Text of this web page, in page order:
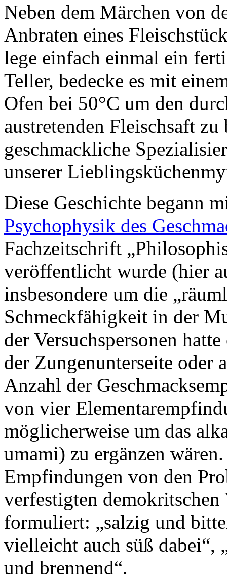
Neben dem Märchen von
Anbraten eines
lege einfach einmal ein
Teller, bedecke es mit
Ofen bei 50°C um den
austretenden Fleischsaft
geschmackliche
unserer
Diese Geschichte begann
Psychophysik des
Fachzeitschrift
veröffentlicht wurde (hier
insbesondere um die
Schmeckfähigkeit in der
der Versuchspersonen
der Zungenunterseite oder
Anzahl der
von vier
möglicherweise um das
umami) zu ergänzen
Empfindungen von den
verfestigten
formuliert: „salzig und
vielleicht auch süß dabei“,
und brennend“.